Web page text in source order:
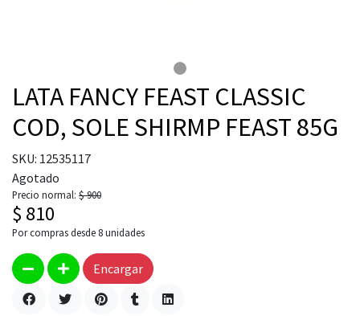
LATA FANCY FEAST CLASSIC
COD, SOLE SHIRMP FEAST 85G
SKU: 12535117
Agotado
Precio normal: $ 900
$ 810
Por compras desde 8unidades
Encargar